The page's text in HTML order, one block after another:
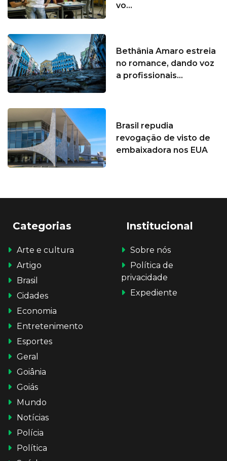
vo...
Bethânia Amaro estreia
no romance, dando voz
a profissionais...
Brasil repudia
revogação de visto de
embaixadora nos EUA
Categorias
Arte e cultura
Artigo
Brasil
Cidades
Economia
Entretenimento
Esportes
Geral
Goiânia
Goiás
Mundo
Notícias
Polícia
Política
Institucional
Sobre nós
Política de
privacidade
Expediente